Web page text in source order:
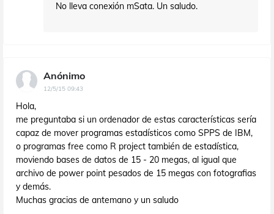
No lleva conexión mSata. Un saludo.
Anónimo
12/5/15 09:43
Hola,
me preguntaba si un ordenador de estas características sería
capaz de mover programas estadísticos como SPPS de IBM,
o programas free como R project también de estadística,
moviendo bases de datos de 15 - 20 megas, al igual que
archivo de power point pesados de 15 megas con fotografias
y demás.
Muchas gracias de antemano y un saludo